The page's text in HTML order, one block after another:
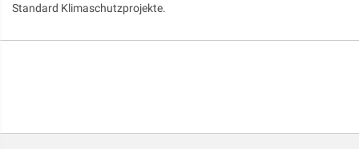
Standard Klimaschutzprojekte.